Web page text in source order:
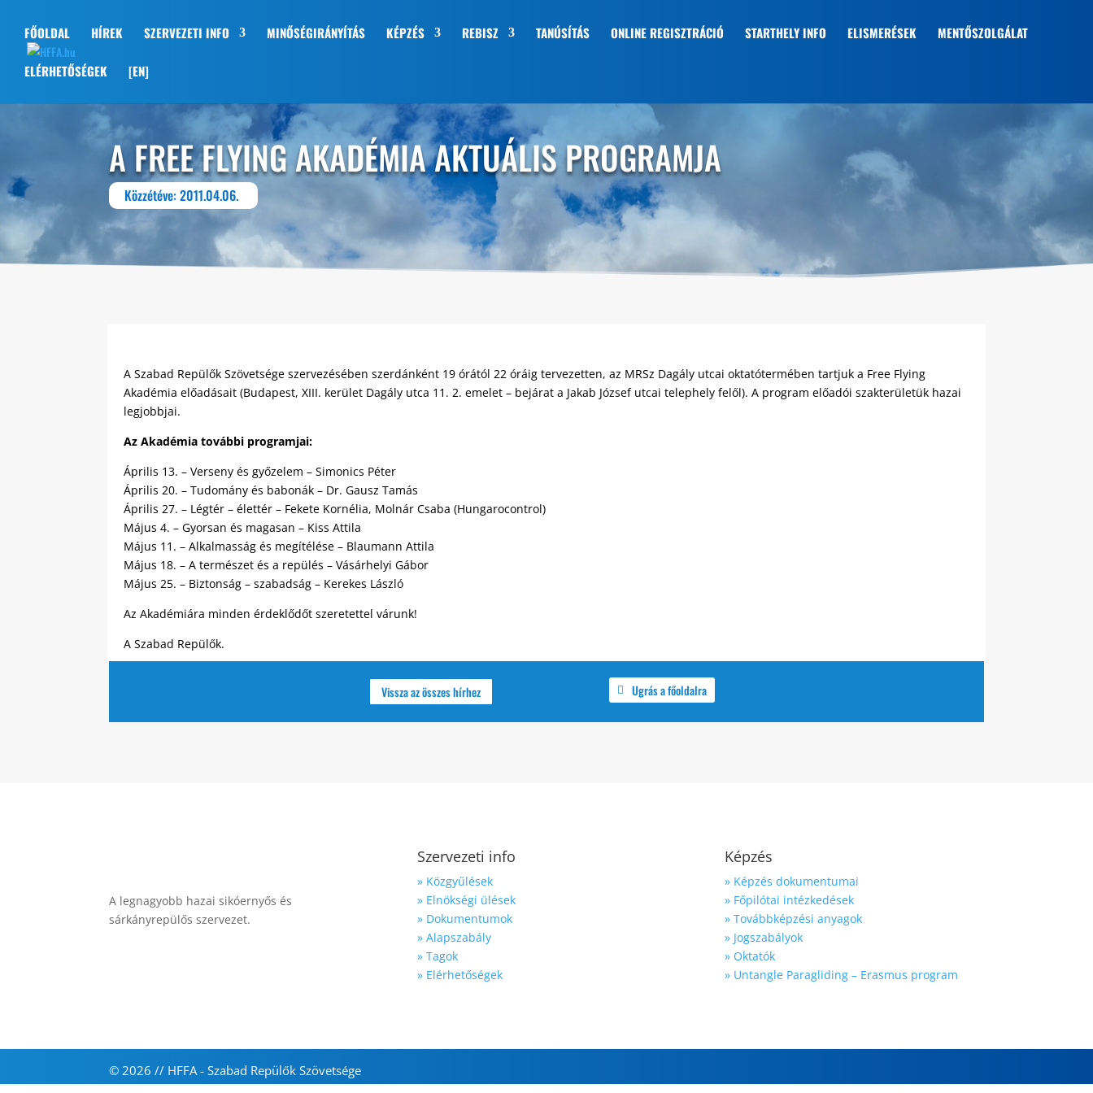
FŐOLDAL HÍREK SZERVEZETI INFO MINŐSÉGIRÁNYÍTÁS KÉPZÉS REBISZ TANÚSÍTÁS ONLINE REGISZTRÁCIÓ STARTHELY INFO ELISMERÉSEK MENTŐSZOLGÁLAT
ELÉRHETŐSÉGEK [EN]
A FREE FLYING AKADÉMIA AKTUÁLIS PROGRAMJA
Közzétéve: 2011.04.06.
A Szabad Repülők Szövetsége szervezésében szerdánként 19 órától 22 óráig tervezetten, az MRSz Dagály utcai oktatótermében tartjuk a Free Flying
Akadémia előadásait (Budapest, XIII. kerület Dagály utca 11. 2. emelet – bejárat a Jakab József utcai telephely felől). A program előadói szakterületük hazai
legjobbjai.
Az Akadémia további programjai:
Április 13. – Verseny és győzelem – Simonics Péter
Április 20. – Tudomány és babonák – Dr. Gausz Tamás
Április 27. – Légtér – élettér – Fekete Kornélia, Molnár Csaba (Hungarocontrol)
Május 4. – Gyorsan és magasan – Kiss Attila
Május 11. – Alkalmasság és megítélése – Blaumann Attila
Május 18. – A természet és a repülés – Vásárhelyi Gábor
Május 25. – Biztonság – szabadság – Kerekes László
Az Akadémiára minden érdeklődőt szeretettel várunk!
A Szabad Repülők.
Vissza az összes hírhez Ugrás a főoldalra
A legnagyobb hazai sikóernyős és
sárkányrepülős szervezet.
Szervezeti info
» Közgyűlések
» Elnökségi ülések
» Dokumentumok
» Alapszabály
» Tagok
» Elérhetőségek
Képzés
» Képzés dokumentumai
» Főpilótai intézkedések
» Továbbképzési anyagok
» Jogszabályok
» Oktatók
» Untangle Paragliding – Erasmus program
© 2026 // HFFA - Szabad Repülők Szövetsége